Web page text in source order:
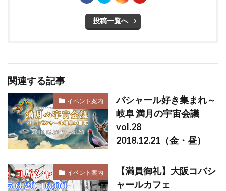
投稿一覧へ
関連する記事
イベント案内
バシャール好き集まれ～
岐阜 満月の宇宙会議
vol.28
2018.12.21（金・昼）
イベント案内
【満員御礼】大阪コバシ
ャールカフェ